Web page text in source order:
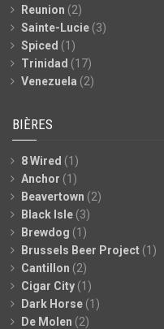
Reunion (2)
Sainte-Lucie (3)
Spiced (1)
Trinidad (17)
Venezuela (2)
BIÈRES
8 Wired (1)
Anchor (1)
Beavertown (2)
Black Isle (3)
Brewdog (1)
Brussels Beer Project (1)
Cantillon (2)
Cigar City (1)
Dark Horse (1)
De Molen (2)